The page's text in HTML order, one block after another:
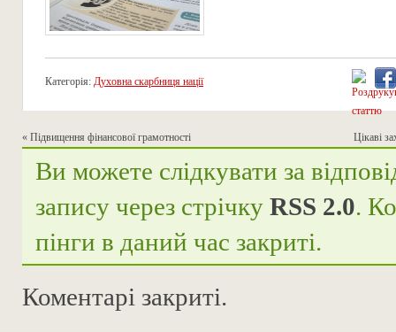
Категорія: Духовна скарбниця нації
« Підвищення фінансової грамотності Цікаві
Ви можете слідкувати за
запису через стрічку RSS 2.0.
пінги в даний час закриті.
Коментарі закриті.